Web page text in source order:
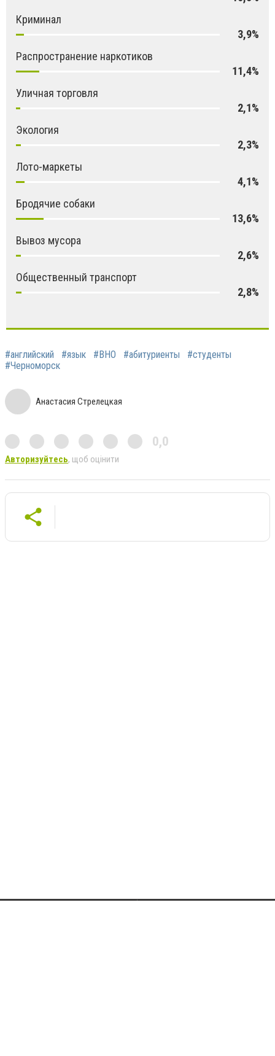
Криминал
3,9%
Распространение наркотиков
11,4%
Уличная торговля
2,1%
Экология
2,3%
Лото-маркеты
4,1%
Бродячие собаки
13,6%
Вывоз мусора
2,6%
Общественный транспорт
2,8%
#английский #язык #ВНО #абитуриенты
#студенты
#Черноморск
Анастасия Стрелецкая
0,0
Авторизуйтесь, щоб оцінити